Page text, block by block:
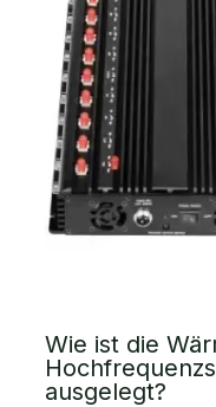
Wie ist die
ausgelegt?